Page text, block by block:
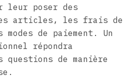
leur poser des
articles, les frais de
de paiement. Un
répondra
questions de manière